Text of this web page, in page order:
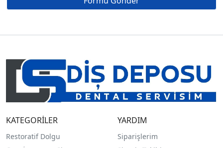
KATEGORİLER
Restoratif Dolgu
YARDIM
Siparişlerim